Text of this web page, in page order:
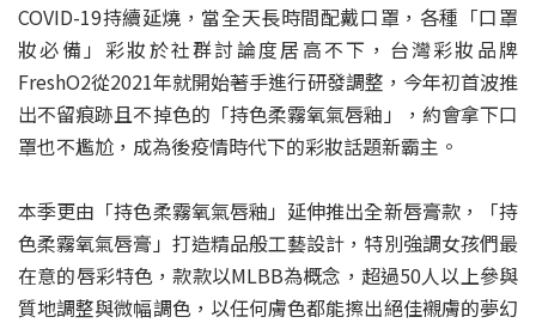
COVID-19持續延燒，當全天長時間配戴口罩，各種「口罩
妝必備」彩妝於社群討論度居高不下，台灣彩妝品牌
FreshO2從2021年就開始著手進行研發調整，今年初首波推
出不留痕跡且不掉色的「持色柔霧氧氣唇釉」，約會拿下口
罩也不尷尬，成為後疫情時代下的彩妝話題新霸主。
本季更由「持色柔霧氧氣唇釉」延伸推出全新唇膏款，「持
色柔霧氧氣唇膏」打造精品般工藝設計，特別強調女孩們最
在意的唇彩特色，款款以MLBB為概念，超過50人以上參與
質地調整與微幅調色，以任何膚色都能擦出絕佳襯膚的夢幻